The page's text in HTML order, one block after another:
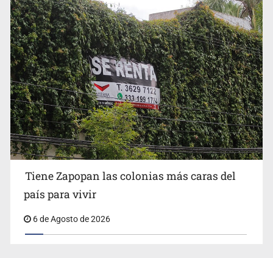
Tiene Zapopan las colonias más caras del
país para vivir
6 de Agosto de 2026